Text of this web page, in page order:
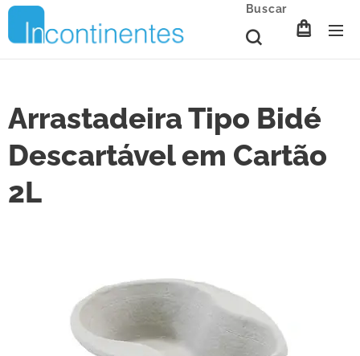
Buscar
Arrastadeira Tipo Bidé
Descartável em Cartão
2L